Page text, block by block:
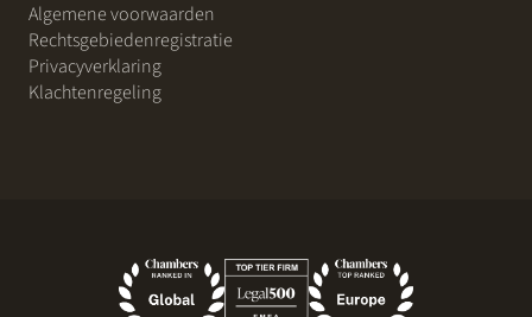
Algemene voorwaarden
Rechtsgebiedenregistratie
Privacyverklaring
Klachtenregeling